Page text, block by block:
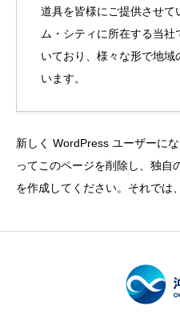
道具を皆様にご提供させ
ム・シティに所在する当
いており、様々な形で地
います。
新しく WordPress ユーザーにな
ってこのページを削除し、独自
を作成してください。それでは